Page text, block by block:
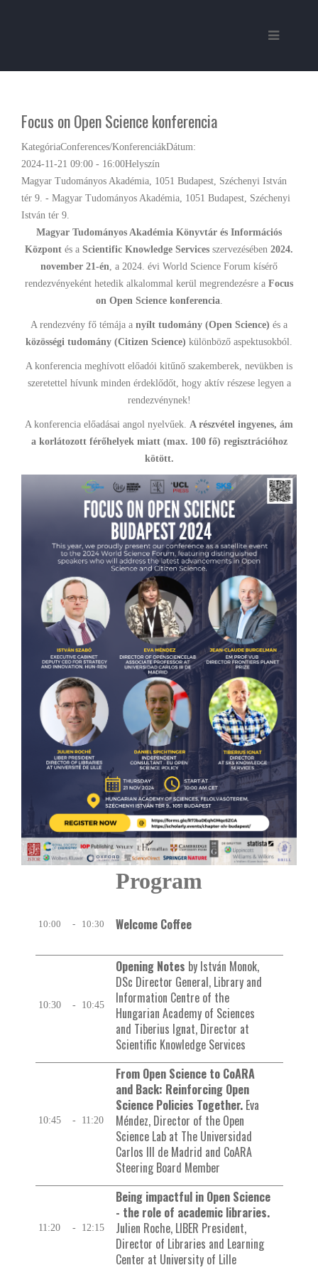
Focus on Open Science konferencia
KategóriaConferences/KonferenciákDátum:
2024-11-21 09:00 - 16:00Helyszín
Magyar Tudományos Akadémia, 1051 Budapest, Széchenyi István
tér 9. - Magyar Tudományos Akadémia, 1051 Budapest, Széchenyi
István tér 9.
Magyar Tudományos Akadémia Könyvtár és Információs
Központ és a Scientific Knowledge Services szervezésében 2024.
november 21-én, a 2024. évi World Science Forum kísérő
rendezvényeként hetedik alkalommal kerül megrendezésre a Focus
on Open Science konferencia.
A rendezvény fő témája a nyílt tudomány (Open Science) és a
közösségi tudomány (Citizen Science) különböző aspektusokból.
A konferencia meghívott előadói kitűnő szakemberek, nevükben is
szeretettel hívunk minden érdeklődőt, hogy aktív részese legyen a
rendezvénynek!
A konferencia előadásai angol nyelvűek. A részvétel ingyenes, ám
a korlátozott férőhelyek miatt (max. 100 fő) regisztrációhoz
kötött.
Program
10:00 - 10:30 Welcome Coffee
10:30 - 10:45
Opening Notes by István Monok,
DSc Director General, Library and
Information Centre of the
Hungarian Academy of Sciences
and Tiberius Ignat, Director at
Scientific Knowledge Services
10:45 - 11:20
From Open Science to CoARA
and Back: Reinforcing Open
Science Policies Together.Eva
Méndez, Director of the Open
Science Lab at The Universidad
Carlos III de Madrid and CoARA
Steering Board Member
11:20 - 12:15
Being impactful in Open Science
- the role of academic libraries.
Julien Roche, LIBER President,
Director of Libraries and Learning
Center at University of Lille